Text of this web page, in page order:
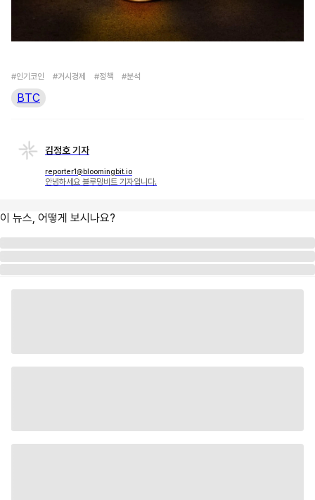
#인기코인 #거시경제 #정책 #분석
BTC
김정호 기자
reporter1@bloomingbit.io
안녕하세요 블루밍비트 기자입니다.
이 뉴스, 어떻게 보시나요?